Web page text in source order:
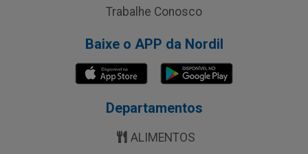
Trabalhe Conosco
Baixe o APP da Nordil
Departamentos
ALIMENTOS